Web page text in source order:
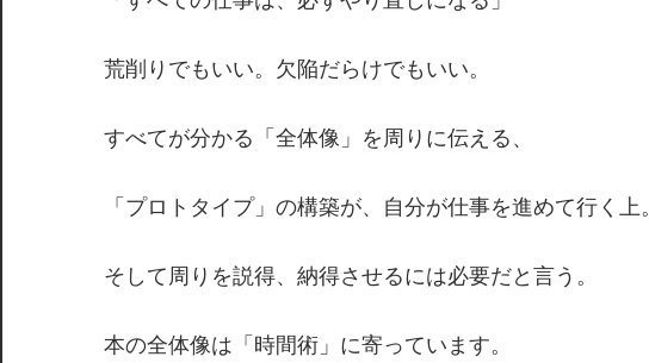
荒削りでもいい。欠陥だらけでもいい。
すべてが分かる「全体像」を周りに伝える、
「プロトタイプ」の構築が、自分が仕事を進めて行く上。
そして周りを説得、納得させるには必要だと言う。
本の全体像は「時間術」に寄っています。